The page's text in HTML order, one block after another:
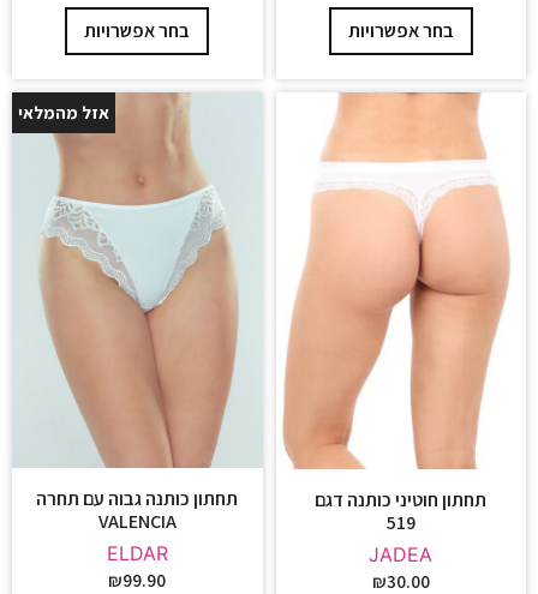
בחר אפשרויות בחר אפשרויות
תחתון חוטיני כותנה דגם
519
JADEA
₪30.00
תחתון כותנה גבוה עם תחרה
VALENCIA
ELDAR
₪99.90
אזל מהמלאי